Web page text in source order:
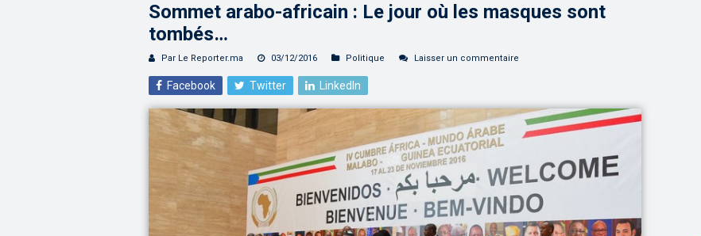
Sommet arabo-africain : Le jour où les masques sont
tombés…
Par Le Reporter.ma 03/12/2016 Politique Laisser un commentaire
Facebook Twitter LinkedIn